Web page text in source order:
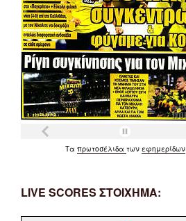
Τα πρωτοσέλιδα των εφημερίδων
LIVE SCORES ΣΤΟΙΧΗΜΑ: